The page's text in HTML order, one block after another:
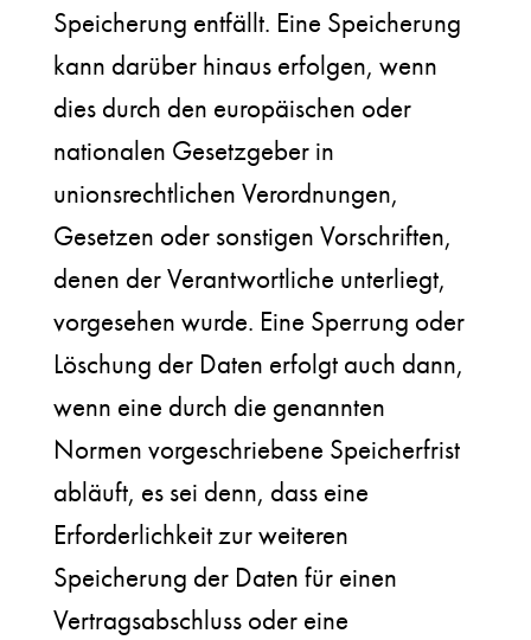
Speicherung entfällt. Eine Speicherung
kann darüber hinaus erfolgen, wenn
dies durch den europäischen oder
nationalen Gesetzgeber in
unionsrechtlichen Verordnungen,
Gesetzen oder sonstigen Vorschriften,
denen der Verantwortliche unterliegt,
vorgesehen wurde. Eine Sperrung oder
Löschung der Daten erfolgt auch dann,
wenn eine durch die genannten
Normen vorgeschriebene Speicherfrist
abläuft, es sei denn, dass eine
Erforderlichkeit zur weiteren
Speicherung der Daten für einen
Vertragsabschluss oder eine